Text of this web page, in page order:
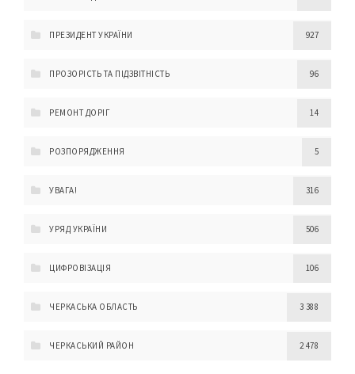
ПРЕЗИДЕНТ УКРАЇНИ 927
ПРОЗОРІСТЬ ТА ПІДЗВІТНІСТЬ 96
РЕМОНТ ДОРІГ 14
РОЗПОРЯДЖЕННЯ 5
УВАГА! 316
УРЯД УКРАЇНИ 506
ЦИФРОВІЗАЦІЯ 106
ЧЕРКАСЬКА ОБЛАСТЬ 3 388
ЧЕРКАСЬКИЙ РАЙОН 2 478